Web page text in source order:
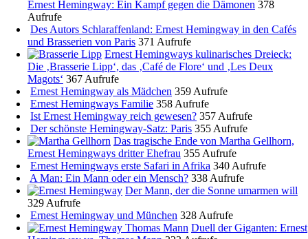
Ernest Hemingway: Ein Kampf gegen die Dämonen 378
Aufrufe
Des Autors Schlaraffenland: Ernest Hemingway in den Cafés
und Brasserien von Paris 371 Aufrufe
Ernest Hemingways kulinarisches Dreieck:
Die ‚Brasserie Lipp‘, das ‚Café de Flore‘ und ‚Les Deux
Magots‘ 367 Aufrufe
Ernest Hemingway als Mädchen 359 Aufrufe
Ernest Hemingways Familie 358 Aufrufe
Ist Ernest Hemingway reich gewesen? 357 Aufrufe
Der schönste Hemingway-Satz: Paris 355 Aufrufe
Das tragische Ende von Martha Gellhorn,
Ernest Hemingways dritter Ehefrau 355 Aufrufe
Ernest Hemingways erste Safari in Afrika 340 Aufrufe
A Man: Ein Mann oder ein Mensch? 338 Aufrufe
Der Mann, der die Sonne umarmen will
329 Aufrufe
Ernest Hemingway und München 328 Aufrufe
Duell der Giganten: Ernest